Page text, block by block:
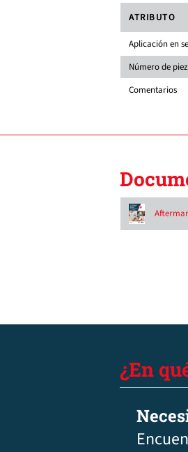
ATRIBUTO
Aplicación en
Número de
Comentarios
¿En